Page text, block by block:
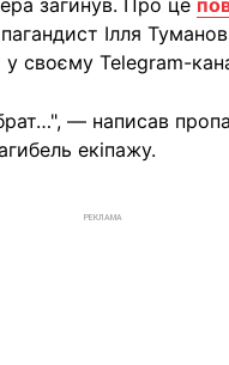
загинув. Про це
Ілля Туманов
своєму Telegram-
— написав
екіпажу.
РЕКЛАМА